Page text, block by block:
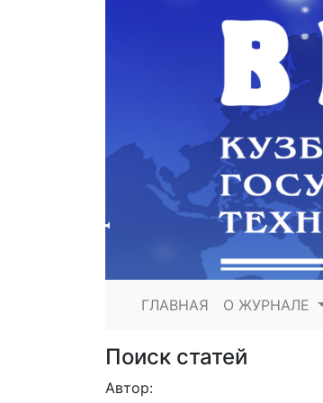
ГЛАВНАЯ О ЖУРНАЛЕ
Поиск статей
Автор: